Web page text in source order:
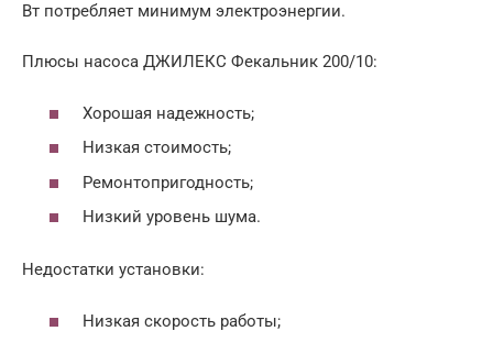
Вт потребляет минимум электроэнергии.
Плюсы насоса ДЖИЛЕКС Фекальник 200/10:
Хорошая надежность;
Низкая стоимость;
Ремонтопригодность;
Низкий уровень шума.
Недостатки установки:
Низкая скорость работы;